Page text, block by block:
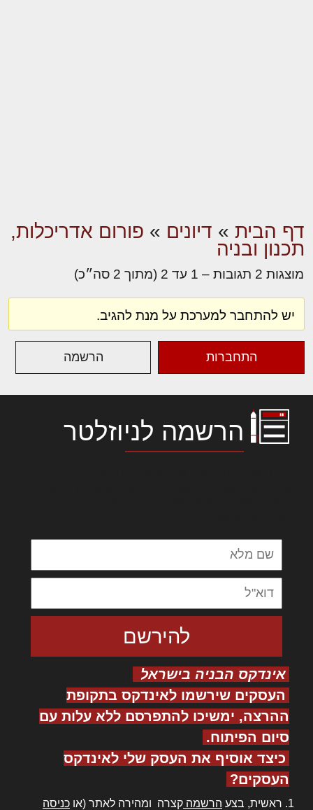
דף הבית » דיונים » פורום אדריכלות,
תכנון ובניה
מוצגות 2 תגובות – 1 עד 2 (מתוך 2 סה״כ)
יש להתחבר למערכת על מנת להגיב.
התחברות הרשמה
הרשמה לניוזלטר
אינדקס הבניה בישראל
העסקים שירשמו לאינדקס בתקופת
ההרצה, ימשיכו להתפרסם ללא עלות עם
סיום הפיתוח.
כיצד אוסיף את העסק שלי לאינדקס
העסקים?
ראשית, בצע הרשמה קצרה ומהירה לאתר (או כניסה